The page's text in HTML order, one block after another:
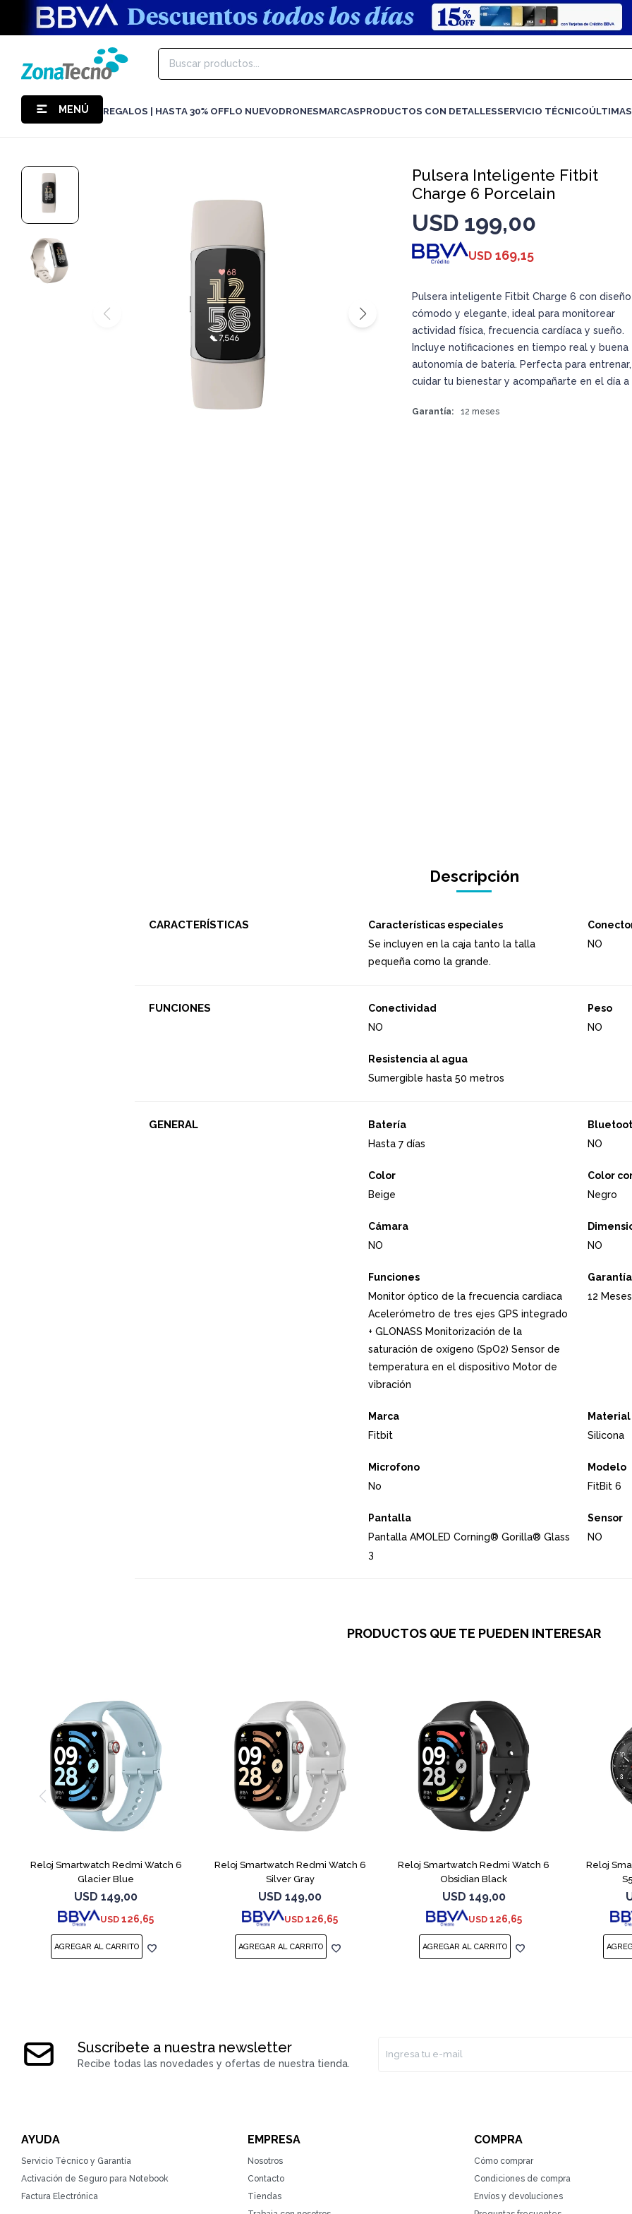
MENÚ REGALOS | HASTA 30% OFFLO NUEVODRONESMARCASPRODUCTOS CON DETALLESSERVICIO TÉCNICO
Pulsera Inteligente Fitbit
Charge 6 Porcelain
USD 199,00
USD 169,15
Pulsera inteligente Fitbit Charge 6 con diseño
cómodo y elegante, ideal para monitorear
actividad física, frecuencia cardíaca y sueño.
Incluye notificaciones en tiempo real y buena
autonomía de batería. Perfecta para entrenar,
cuidar tu bienestar y acompañarte en el día a
Garantía 12 meses
Descripción
CARACTERÍSTICAS
Características especiales
Se incluyen en la caja tanto la talla
pequeña como la grande.
NO
FUNCIONES
Conectividad
NO
Peso
NO
Resistencia al agua
Sumergible hasta 50 metros
GENERAL
Batería
Hasta 7 días
NO
Color
Beige
Color
Negro
Cámara
NO
NO
Funciones
Monitor óptico de la frecuencia cardiaca
Acelerómetro de tres ejes GPS integrado
+ GLONASS Monitorización de la
saturación de oxígeno (SpO2) Sensor de
temperatura en el dispositivo Motor de
vibración
Garantía
12 Meses
Marca
Fitbit
Silicona
Microfono
No
Modelo
FitBit 6
Pantalla
Pantalla AMOLED Corning® Gorilla® Glass
3
Sensor
NO
PRODUCTOS QUE TE PUEDEN INTERESAR
Reloj Smartwatch Redmi Watch 6
Glacier Blue
USD 149,00
USD 126,65
Reloj Smartwatch Redmi Watch 6
Silver Gray
USD 149,00
USD 126,65
Reloj Smartwatch Redmi Watch 6
Obsidian Black
USD 149,00
USD 126,65
Reloj
Suscríbete a nuestra newsletter
Recibe todas las novedades y ofertas de nuestra tienda.
AYUDA
Servicio Técnico y Garantía
Activación de Seguro para Notebook
Factura Electrónica
EMPRESA
Nosotros
Contacto
Tiendas
COMPRA
Cómo comprar
Condiciones de compra
Envíos y devoluciones